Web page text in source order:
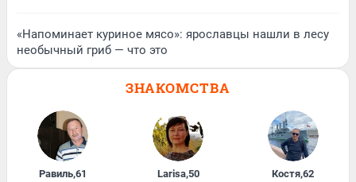
«Напоминает куриное мясо»: ярославцы нашли в лесу
необычный гриб — что это
ЗНАКОМСТВА
Равиль,61 Larisa,50 Костя,62